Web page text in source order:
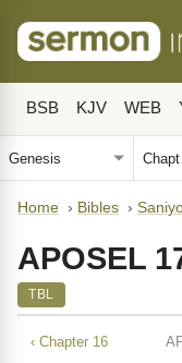
BSB KJV WEB
Home › Bibles ›
APOSEL
TBL
‹ Chapter 16